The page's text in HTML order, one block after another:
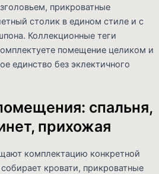
прикроватные
столик в едином стиле и с
Коллекционные теги
помещение целиком и
единство без эклектичного
спальня,
прихожая
комплектацию конкретной
кровати, прикроватные